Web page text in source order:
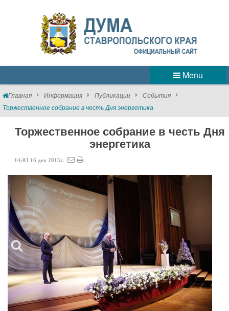
Menu
Главная Информация Публикации
События
Торжественное собрание в честь Дня энергетика
Торжественное собрание в честь Дня
энергетика
14:03 16 дек 2015г.